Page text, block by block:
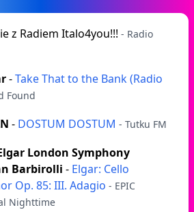
z Radiem Italo4you!!! - Radio
-Take That to the Bank (Radio
Found
- DOSTUM DOSTUM - Tutku FM
London Symphony
Barbirolli - Elgar: Cello
Op. 85: III. Adagio - EPIC
Nighttime